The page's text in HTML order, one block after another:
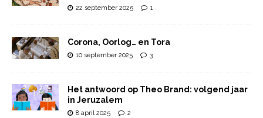
22 september 2025 1
Corona, Oorlog… en Tora
10 september 2025 3
Het antwoord op Theo Brand: volgend jaar
in Jeruzalem
8 april 2025 2